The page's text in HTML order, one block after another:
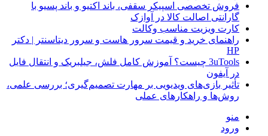
فروش تخصصی اسپیکر سقفی، باند اکتیو و باند پسیو با
گارانتی اصالت کالا در آوازک
کارت ویزیت مناسب وکالت
راهنمای خرید و قیمت سرور هاست و سرور دیتاسنتر | دکتر
HP
3uTools چیست؟ آموزش کامل فلش، جیلبریک و انتقال فایل
در آیفون
تأثیر بازی‌های ویدیویی بر مهارت تصمیم‌گیری؛ بررسی علمی،
روش‌ها و راهکارهای عملی
منو
ورود